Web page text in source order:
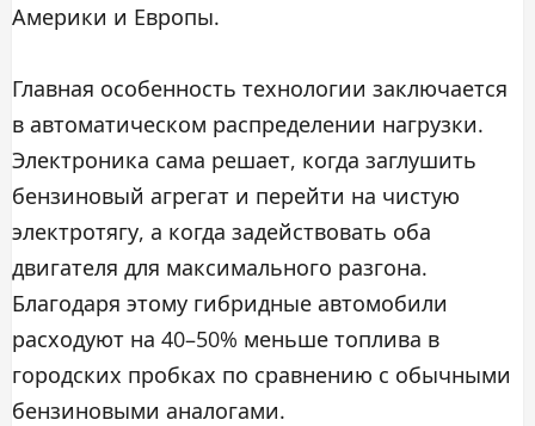
Америки и Европы.
Главная особенность технологии заключается
в автоматическом распределении нагрузки.
Электроника сама решает, когда заглушить
бензиновый агрегат и перейти на чистую
электротягу, а когда задействовать оба
двигателя для максимального разгона.
Благодаря этому гибридные автомобили
расходуют на 40–50% меньше топлива в
городских пробках по сравнению с обычными
бензиновыми аналогами.